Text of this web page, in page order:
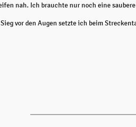
nah. Ich brauchte nur noch eine
vor den Augen setzte ich beim